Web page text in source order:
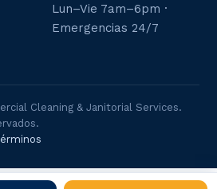
Lun–Vie 7am–6pm ·
Emergencias 24/7
Cleaning & Janitorial Services.